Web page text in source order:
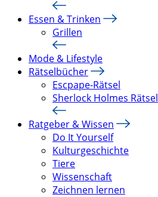
Essen & Trinken
Grillen
Mode & Lifestyle
Rätselbücher
Escpape-Rätsel
Sherlock Holmes Rätsel
Ratgeber & Wissen
Do It Yourself
Kulturgeschichte
Tiere
Wissenschaft
Zeichnen lernen